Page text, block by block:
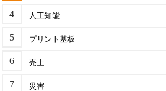
人工知能
プリント基板
売上
災害